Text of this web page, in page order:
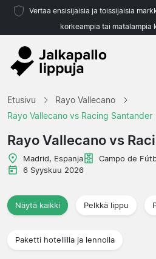
Vertaa ensisijaisia ja toissijaisia
korkeampia tai matalampia
Joukkueet
Liigat
Etusivu
Rayo Vallecano
Rayo Vallecano vs Racing Santander
Rayo Vallecano vs
Madrid, Espanja Campo de
6 Syyskuu 2026
Näytä kaikki Pelkkä lippu
Paketti hotellilla ja lennolla